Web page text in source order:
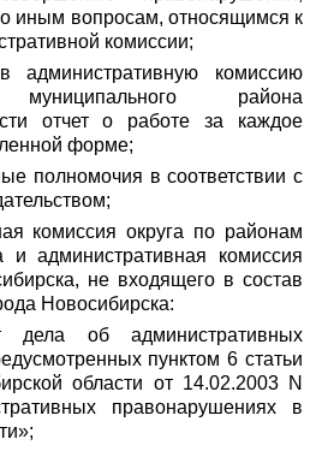
иным вопросам, относящимся к
комиссии;
административную комиссию
муниципального района
отчет о работе за каждое
форме;
полномочия в соответствии с
комиссия округа по районам
и административная комиссия
не входящего в состав
Новосибирска:
дела об административных
пунктом 6 статьи
области от 14.02.2003 N
правонарушениях в